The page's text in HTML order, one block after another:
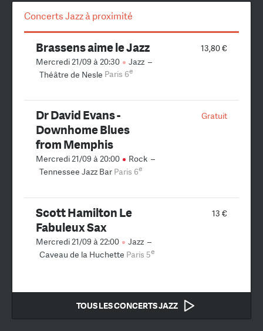
Concerts Jazz à proximité
13,80 €
Brassens aime le Jazz
Mercredi 21/09 à 20:30 Jazz –
Théâtre de Nesle Paris 6e
Gratuit
Dr David Evans -
Downhome Blues
from Memphis
Mercredi 21/09 à 20:00 Rock –
Tennessee Jazz Bar Paris 6e
13 €
Scott Hamilton Le
Fabuleux Sax
Mercredi 21/09 à 22:00 Jazz –
Caveau de la Huchette Paris 5e
TOUS LES CONCERTS JAZZ